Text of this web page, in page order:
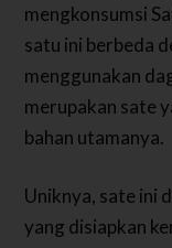
mengkonsumsi
satu ini berbeda
menggunakan
merupakan sate
bahan utamanya.
Uniknya, sate ini
yang disiapkan